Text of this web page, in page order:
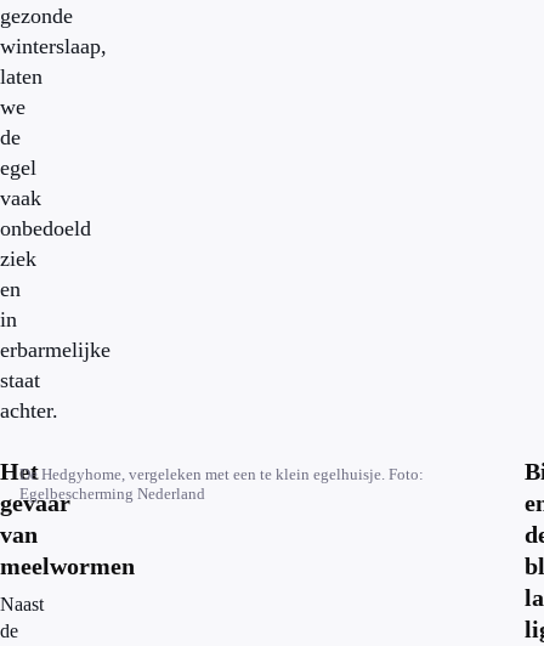
gezonde
winterslaap,
laten
we
de
egel
vaak
onbedoeld
ziek
en
in
erbarmelijke
staat
achter.
Het
gevaar
van
meelwormen
Naast
de
De Hedgyhome, vergeleken met een te klein egelhuisje. Foto:
Egelbescherming Nederland